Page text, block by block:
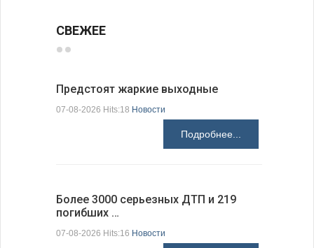
СВЕЖЕЕ
Предстоят жаркие выходные
07-08-2026 Hits:18 Новости
Подробнее...
Более 3000 серьезных ДТП и 219
погибших …
07-08-2026 Hits:16 Новости